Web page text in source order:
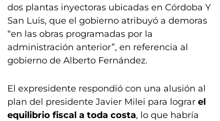
dos plantas inyectoras ubicadas en Córdoba Y
San Luis, que el gobierno atribuyó a demoras
“en las obras programadas por la
administración anterior”, en referencia al
gobierno de Alberto Fernández.
El expresidente respondió con una alusión al
plan del presidente Javier Milei para lograr el
equilibrio fiscal a toda costa, lo que habría